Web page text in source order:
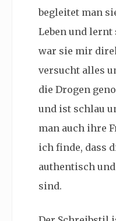
begleitet man
Leben und lernt
war sie mir
versucht alles
die Drogen
und ist schlau
man auch ihre
ich finde, dass
authentisch
sind.